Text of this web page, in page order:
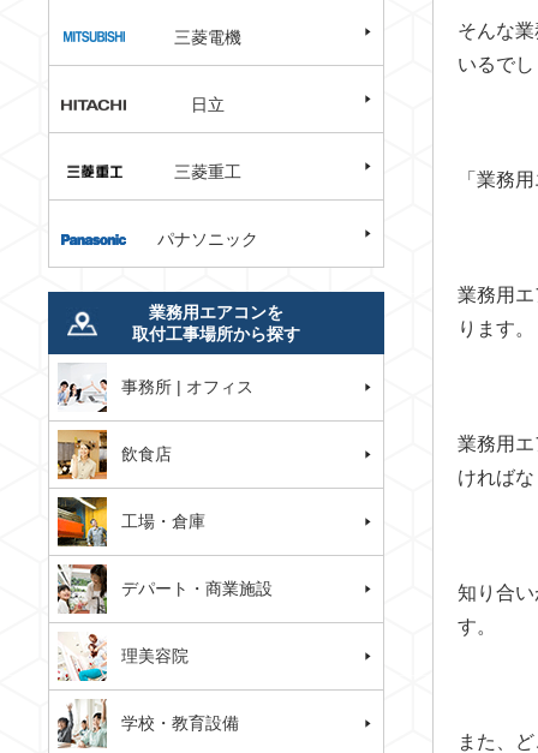
そんな
いるで
「業務
業務用
ります。
業務用
ければ
知り合
す。
また、
三菱電機
日立
三菱重工
パナソニック
業務用エアコンを
取付工事場所から探す
事務所 | オフィス
飲食店
工場・倉庫
デパート・商業施設
理美容院
学校・教育設備